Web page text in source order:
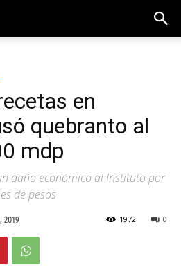
en
quebranto al
mdp
daño económico al Instituto por
de pesos
2019 0
1972